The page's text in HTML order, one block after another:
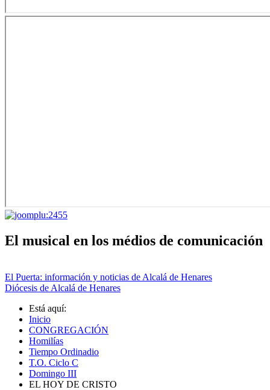
El musical en los médios de comunicación
El Puerta: información y noticias de Alcalá de Henares
Diócesis de Alcalá de Henares
Está aquí:
Inicio
CONGREGACIÓN
Homilías
Tiempo Ordinadio
T.O. Ciclo C
Domingo III
EL HOY DE CRISTO